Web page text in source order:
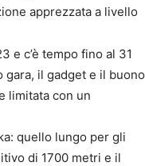
apprezzata a livello
e c’è tempo fino al 31
gara, il gadget e il buono
limitata con un
quello lungo per gli
di 1700 metri e il